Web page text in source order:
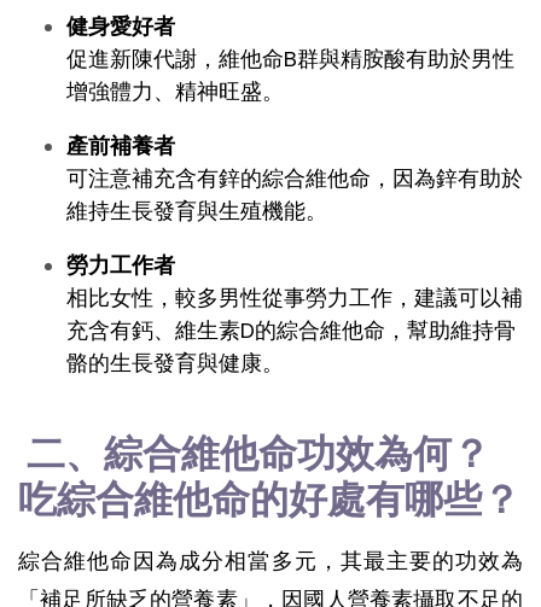
健身愛好者
促進新陳代謝，維他命B群與精胺酸有助於男性
增強體力、精神旺盛。
產前補養者
可注意補充含有鋅的綜合維他命，因為鋅有助於
維持生長發育與生殖機能。
勞力工作者
相比女性，較多男性從事勞力工作，建議可以補
充含有鈣、維生素D的綜合維他命，幫助維持骨
骼的生長發育與健康。
二、綜合維他命功效為何？
吃綜合維他命的好處有哪些？
綜合維他命因為成分相當多元，其最主要的功效為
「補足所缺乏的營養素」，因國人營養素攝取不足的